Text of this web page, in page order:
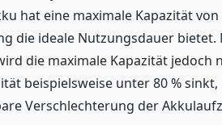
hat eine maximale Kapazität von
die ideale Nutzungsdauer bietet.
die maximale Kapazität jedoch
beispielsweise unter 80 % sinkt,
Verschlechterung der